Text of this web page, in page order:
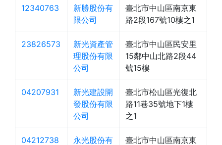
12340763
新勝股份有
限公司
臺北市中山區南京東
路2段167號10樓之1
23826573
新光資產管
理股份有限
公司
臺北市中山區民安里
15鄰中山北路2段44
號15樓
04207931
新光建設開
發股份有限
公司
臺北市松山區光復北
路11巷35號地下1樓
之1
04212738
永光股份有
臺北市中山區南京東